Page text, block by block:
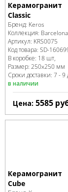
Керамогранит
Classic
Бренд: Keros
Коллекция: Barcelona
Артикул: KRS0075
Код товара: SD-
В коробке: 18 шт,
Размер: 250x250 мм
Сроки доставки: 7 - 9
в наличии
Цена: 5585
Керамогранит
Cube